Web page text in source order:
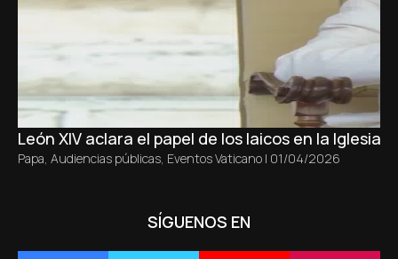
León XIV aclara el papel de los laicos en la Iglesia
Papa, Audiencias públicas, Eventos Vaticano | 01/04/2026
SÍGUENOS EN